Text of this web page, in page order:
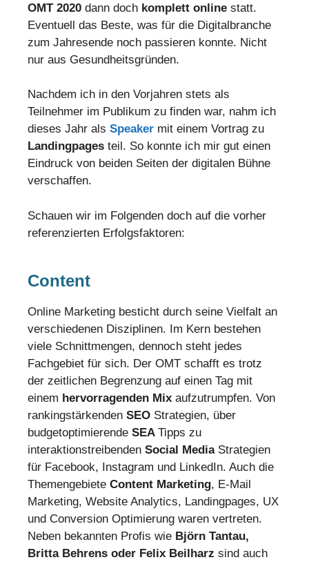
OMT 2020 dann doch komplett online statt.
Eventuell das Beste, was für die Digitalbranche
zum Jahresende noch passieren konnte. Nicht
nur aus Gesundheitsgründen.
Nachdem ich in den Vorjahren stets als
Teilnehmer im Publikum zu finden war, nahm ich
dieses Jahr als Speaker mit einem Vortrag zu
Landingpages teil. So konnte ich mir gut einen
Eindruck von beiden Seiten der digitalen Bühne
verschaffen.
Schauen wir im Folgenden doch auf die vorher
referenzierten Erfolgsfaktoren:
Content
Online Marketing besticht durch seine Vielfalt an
verschiedenen Disziplinen. Im Kern bestehen
viele Schnittmengen, dennoch steht jedes
Fachgebiet für sich. Der OMT schafft es trotz
der zeitlichen Begrenzung auf einen Tag mit
einem hervorragenden Mix aufzutrumpfen. Von
rankingstärkenden SEO Strategien, über
budgetoptimierende SEA Tipps zu
interaktionstreibenden Social MediaStrategien
für Facebook, Instagram und LinkedIn. Auch die
Themengebiete Content Marketing, E-Mail
Marketing, Website Analytics, Landingpages, UX
und Conversion Optimierung waren vertreten.
Neben bekannten Profis wie Björn Tantau,
Britta Behrens oder Felix Beilharz sind auch